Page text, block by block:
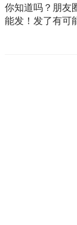
你知道吗？朋友
能发！发了有可